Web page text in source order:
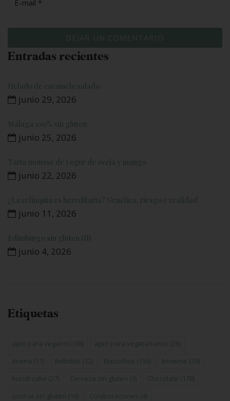
Entradas recientes
Helado de caramelo salado
junio 29, 2026
Málaga 100% sin gluten
junio 25, 2026
Tarta mousse de yogur de oveja y mango
junio 22, 2026
¿La celiaquía es hereditaria? Genética, riesgo y realidad
junio 11, 2026
Edimburgo sin gluten (II)
junio 4, 2026
Etiquetas
apto para veganos (38) apto para vegetarianos (26)
Avena (11) Bebidas (12) Bizcochos (156) brownie (29)
bundt cake (27) Cerveza sin gluten (3) Chocolate (178)
cocinar sin gluten (16) Colaboraciones (4)